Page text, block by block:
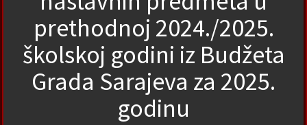
prethodnoj 2024./2025.
školskoj godini iz Budžeta
Grada Sarajeva za 2025.
godinu